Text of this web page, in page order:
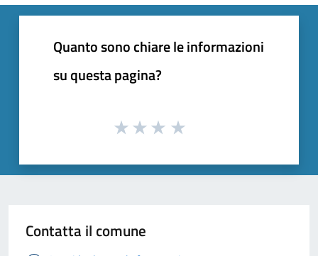
Quanto sono chiare le informazioni
su questa pagina?
Contatta il comune